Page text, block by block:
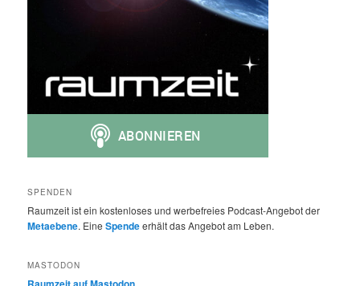
SPENDEN
Raumzeit ist ein kostenloses und werbefreies Podcast-Angebot der
Metaebene. EineSpendeerhält das Angebot am Leben.
MASTODON